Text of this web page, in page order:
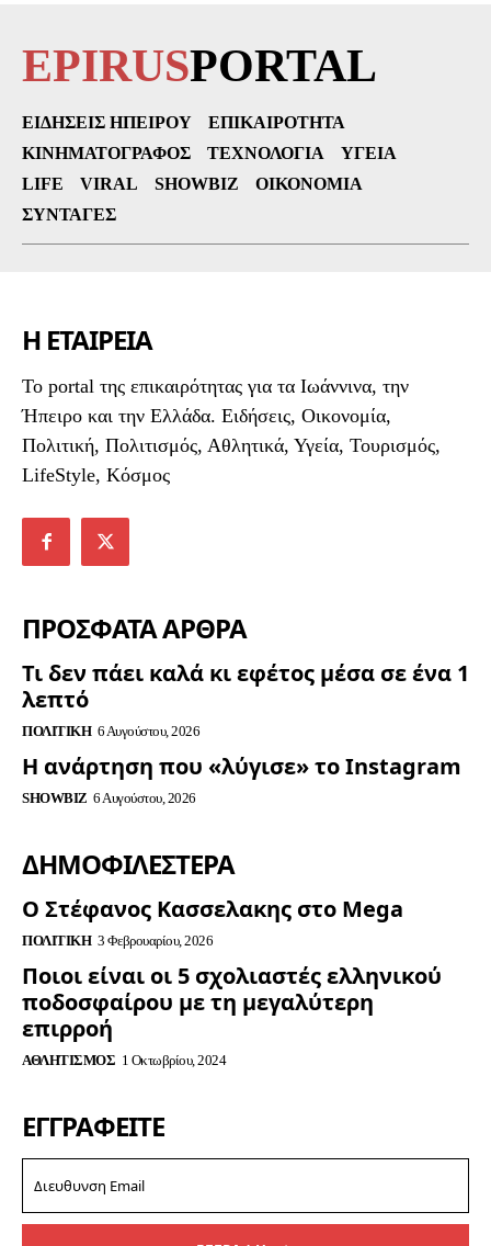
EPIRUSPORTAL
ΕΙΔΉΣΕΙΣ ΗΠΕΊΡΟΥ
ΕΠΙΚΑΙΡΌΤΗΤΑ
ΚΙΝΗΜΑΤΟΓΡΆΦΟΣ
ΤΕΧΝΟΛΟΓΊΑ
ΥΓΕΊΑ
LIFE
VIRAL SHOWBIZ
ΟΙΚΟΝΟΜΊΑ
ΣΥΝΤΑΓΈΣ
Η ΕΤΑΙΡΕΙΑ
To portal της επικαιρότητας για τα Ιωάννινα, την
Ήπειρο και την Ελλάδα. Ειδήσεις, Οικονομία,
Πολιτική, Πολιτισμός, Αθλητικά, Υγεία, Τουρισμός,
LifeStyle, Κόσμος
ΠΡΟΣΦΑΤΑ ΑΡΘΡΑ
Τι δεν πάει καλά κι εφέτος μέσα σε ένα 1
λεπτό
ΠΟΛΙΤΙΚΉ 6 Αυγούστου, 2026
Η ανάρτηση που «λύγισε» το Instagram
SHOWBIZ 6 Αυγούστου, 2026
ΔΗΜΟΦΙΛΈΣΤΕΡΑ
Ο Στέφανος Κασσελακης στο Mega
ΠΟΛΙΤΙΚΉ 3 Φεβρουαρίου, 2026
Ποιοι είναι οι 5 σχολιαστές ελληνικού
ποδοσφαίρου με τη μεγαλύτερη
επιρροή
ΑΘΛΗΤΙΣΜΌΣ 1 Οκτωβρίου, 2024
ΕΓΓΡΑΦΕΊΤΕ